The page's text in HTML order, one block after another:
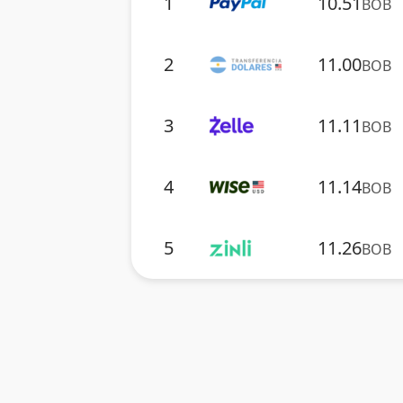
BOB
2 11.00BOB
3 11.11 BOB
4 11.14BOB
5 11.26BOB